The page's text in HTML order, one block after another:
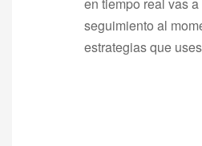
en tiempo real vas
seguimiento al
estrategias que